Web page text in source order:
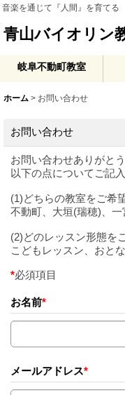
音楽を通じて『人間』を育てる
青山バイオリン
岐阜不動町教室
ホーム > お問い合わせ
お問い合わせ
お問い合わせありがと
以下の点についてご記
(1)どちらの教室をご希
不動町、大垣(瑞穂)、一
(2)どのレッスン形態を
こどもレッスン、おと
*必須項目
お名前*
メールアドレス*